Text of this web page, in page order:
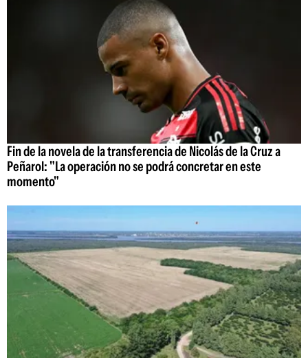
Fin de la novela de la transferencia de Nicolás de la Cruz a
Peñarol: "La operación no se podrá concretar en este
momento"